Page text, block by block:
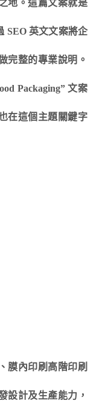
地。這篇文案就是
SEO 英文文案將企
完整的專業說明。
Packaging” 文案
在這個主題關鍵字
膜內印刷高階印刷
設計及生產能力，